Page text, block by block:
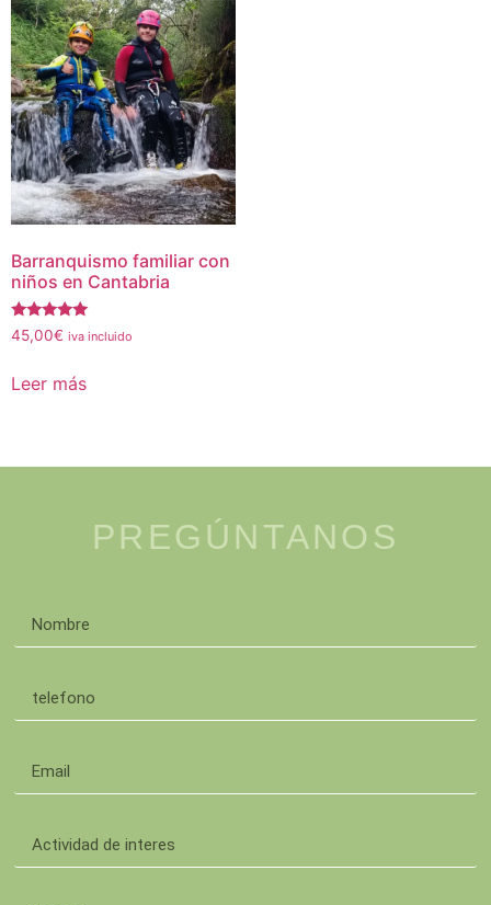
Barranquismo familiar con
niños en Cantabria
Valorado
con
45,00€ iva incluido
Leer más
PREGÚNTANOS